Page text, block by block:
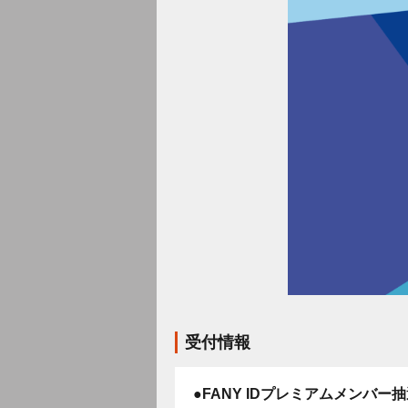
受付情報
●FANY IDプレミアムメンバー